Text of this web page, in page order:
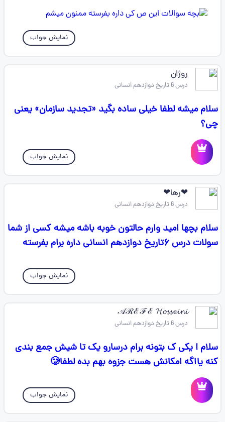
نمایش جواب
روژان
درس 6 تاریخ دوازدهم انسانی
سلام میشه لطفا خیلی ساده بگید «تجدید سازمان» یعنی
چی؟
نمایش جواب
❤رها❤
درس 6 تاریخ دوازدهم انسانی
سلام بچها امید وارم حالتون خوبه باشه میشه کسی از شما
سولات درس ۶تاریخ دوازدهم انسانی داره برام بفرسته
نمایش جواب
𝒜ℛℰℱℰ 𝓗𝓸𝓼𝓼𝓮𝓲𝓷𝓲
درس 6 تاریخ دوازدهم انسانی
سلام ! یکی ک بتونه برام درسارو یک تا شیش جمع بندی
کنه یااگه امکانش هست جزوه بهم بده لطفا🥲
نمایش جواب